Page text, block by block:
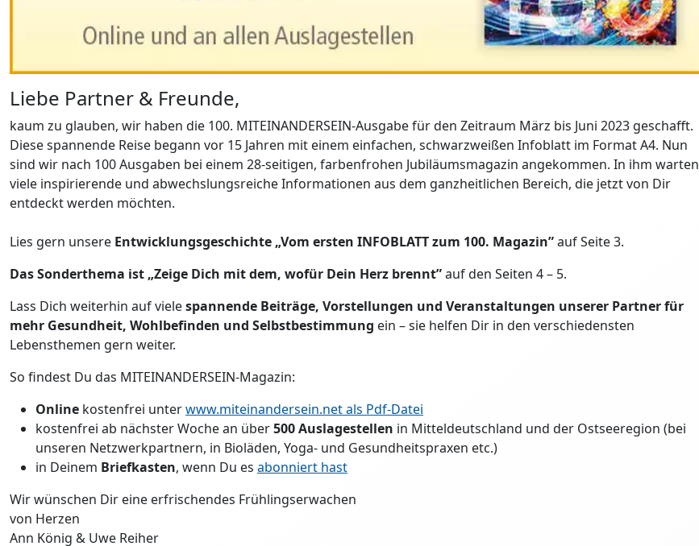
Liebe Partner & Freunde,
kaum zu glauben, wir haben die 100. MITEINANDERSEIN-Ausgabe für den Zeitraum März bis Juni 2023 geschafft.
Diese spannende Reise begann vor 15 Jahren mit einem einfachen, schwarzweißen Infoblatt im Format A4. Nun
sind wir nach 100 Ausgaben bei einem 28-seitigen, farbenfrohen Jubiläumsmagazin angekommen. In ihm warten
viele inspirierende und abwechslungsreiche Informationen aus dem ganzheitlichen Bereich, die jetzt von Dir
entdeckt werden möchten.
Lies gern unsere Entwicklungsgeschichte „Vom ersten INFOBLATT zum 100. Magazin”auf Seite 3.
Das Sonderthema ist „Zeige Dich mit dem, wofür Dein Herz brennt”auf den Seiten 4 – 5.
Lass Dich weiterhin auf vielespannende Beiträge, Vorstellungen und Veranstaltungen unserer Partner für
mehr Gesundheit, Wohlbefinden und Selbstbestimmung ein – sie helfen Dir in den verschiedensten
Lebensthemen gern weiter.
So findest Du das MITEINANDERSEIN-Magazin:
Online kostenfrei unterwww.miteinandersein.net als Pdf-Datei
kostenfrei ab nächster Woche an über500 Auslagestellen in Mitteldeutschland und der Ostseeregion (bei
unseren Netzwerkpartnern, in Bioläden, Yoga- und Gesundheitspraxen etc.)
in Deinem Briefkasten, wenn Du es abonniert hast
Wir wünschen Dir eine erfrischendes Frühlingserwachen
von Herzen
Ann König & Uwe Reiher